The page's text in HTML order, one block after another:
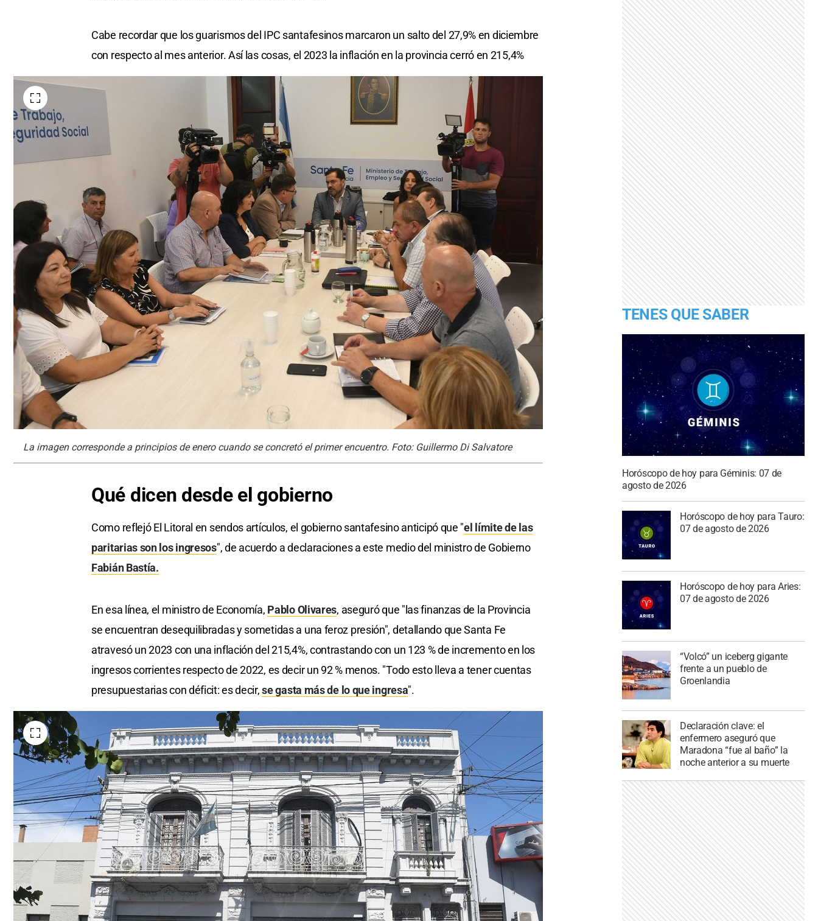
Cabe recordar que los guarismos del IPC santafesinos marcaron un salto del 27,9% en diciembre
con respecto al mes anterior. Así las cosas, el 2023 la inflación en la provincia cerró en 215,4%
La imagen corresponde a principios de enero cuando se concretó el primer encuentro. Foto: Guillermo Di Salvatore
Qué dicen desde el gobierno
Como reflejó El Litoral en sendos artículos, el gobierno santafesino anticipó que "el límite de las
paritarias son los ingresos", de acuerdo a declaraciones a este medio del ministro de Gobierno
Fabián Bastía.
En esa línea, el ministro de Economía, Pablo Olivares, aseguró que "las finanzas de la Provincia
se encuentran desequilibradas y sometidas a una feroz presión", detallando que Santa Fe
atravesó un 2023 con una inflación del 215,4%, contrastando con un 123 % de incremento en los
ingresos corrientes respecto de 2022, es decir un 92 % menos. "Todo esto lleva a tener cuentas
presupuestarias con déficit: es decir,se gasta más de lo que ingresa".
TENES QUE SABER
Horóscopo de hoy para Géminis: 07 de
agosto de 2026
Horóscopo de hoy para Tauro:
07 de agosto de 2026
Horóscopo de hoy para Aries:
07 de agosto de 2026
“Volcó” un iceberg gigante
frente a un pueblo de
Groenlandia
Declaración clave: el
enfermero aseguró que
Maradona “fue al baño” la
noche anterior a su muerte